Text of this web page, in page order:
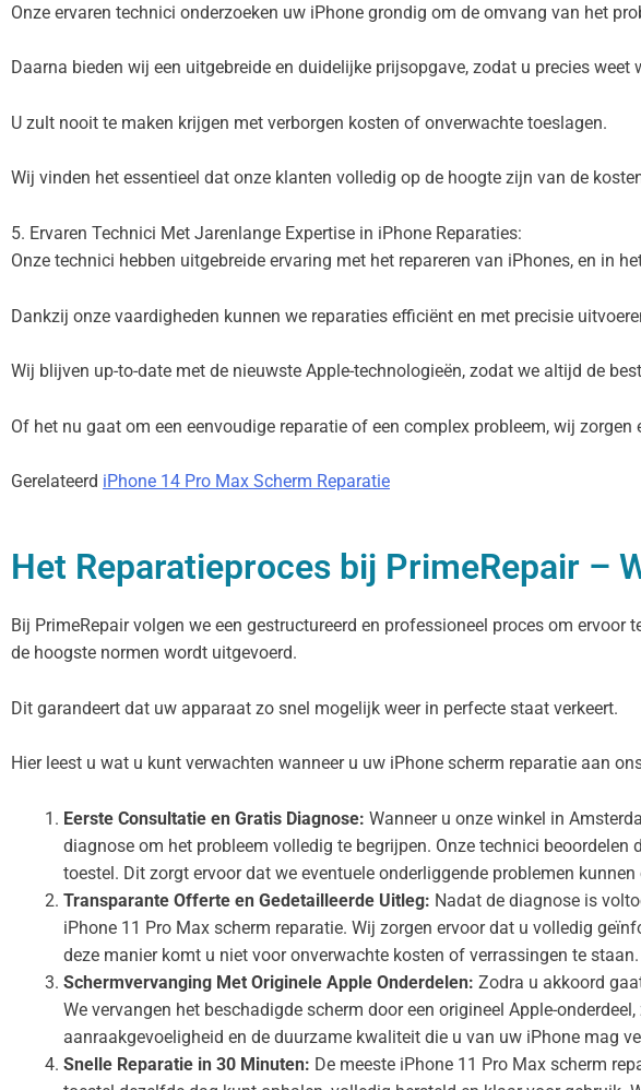
Onze ervaren technici onderzoeken uw iPhone grondig om de omvang van het
Daarna bieden wij een uitgebreide en duidelijke prijsopgave, zodat u precies weet
U zult nooit te maken krijgen met verborgen kosten of onverwachte toeslagen.
Wij vinden het essentieel dat onze klanten volledig op de hoogte zijn van de
5. Ervaren Technici Met Jarenlange Expertise in iPhone Reparaties:
Onze technici hebben uitgebreide ervaring met het repareren van iPhones, en in
Dankzij onze vaardigheden kunnen we reparaties efficiënt en met precisie
Wij blijven up-to-date met de nieuwste Apple-technologieën, zodat we altijd de
Of het nu gaat om een eenvoudige reparatie of een complex probleem, wij
Gerelateerd iPhone 14 Pro Max Scherm Reparatie
Het Reparatieproces bij PrimeRepair –
Bij PrimeRepair volgen we een gestructureerd en professioneel proces om
de hoogste normen wordt uitgevoerd.
Dit garandeert dat uw apparaat zo snel mogelijk weer in perfecte staat verkeert.
Hier leest u wat u kunt verwachten wanneer u uw iPhone scherm reparatie aan
Eerste Consultatie en Gratis Diagnose: Wanneer u onze winkel in
diagnose om het probleem volledig te begrijpen. Onze technici
toestel. Dit zorgt ervoor dat we eventuele onderliggende problemen
Transparante Offerte en Gedetailleerde Uitleg: Nadat de diagnose is
iPhone 11 Pro Max scherm reparatie. Wij zorgen ervoor dat u volledig
deze manier komt u niet voor onverwachte kosten of verrassingen te staan.
Schermvervanging Met Originele Apple Onderdelen: Zodra u akkoord
We vervangen het beschadigde scherm door een origineel Apple-
aanraakgevoeligheid en de duurzame kwaliteit die u van uw iPhone mag
Snelle Reparatie in 30 Minuten: De meeste iPhone 11 Pro Max scherm